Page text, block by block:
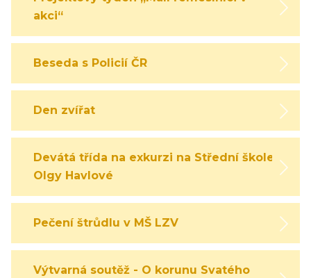
akci“
Beseda s Policií ČR
Den zvířat
Devátá třída na exkurzi na Střední škole
Olgy Havlové
Pečení štrůdlu v MŠ LZV
Výtvarná soutěž - O korunu Svatého